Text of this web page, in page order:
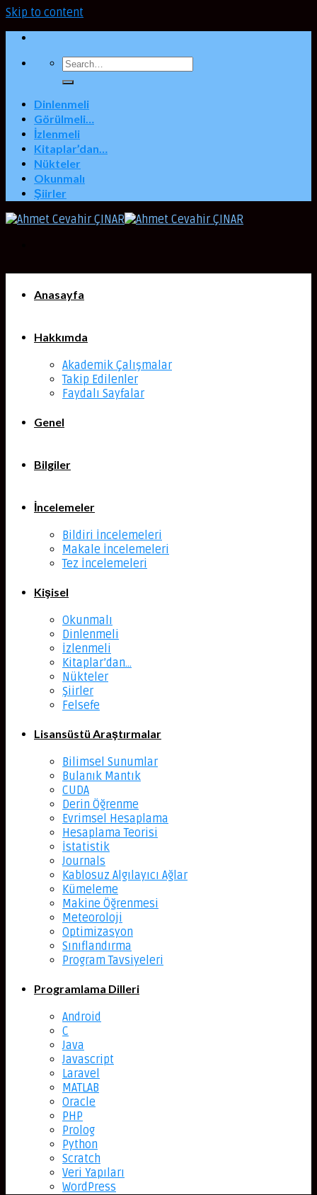
Skip to content
Dinlenmeli
Görülmeli…
İzlenmeli
Kitaplar’dan…
Nükteler
Okunmalı
Şiirler
Anasayfa
Hakkımda
Akademik Çalışmalar
Takip Edilenler
Faydalı Sayfalar
Genel
Bilgiler
İncelemeler
Bildiri İncelemeleri
Makale İncelemeleri
Tez İncelemeleri
Kişisel
Okunmalı
Dinlenmeli
İzlenmeli
Kitaplar’dan…
Nükteler
Şiirler
Felsefe
Lisansüstü Araştırmalar
Bilimsel Sunumlar
Bulanık Mantık
CUDA
Derin Öğrenme
Evrimsel Hesaplama
Hesaplama Teorisi
İstatistik
Journals
Kablosuz Algılayıcı Ağlar
Kümeleme
Makine Öğrenmesi
Meteoroloji
Optimizasyon
Sınıflandırma
Program Tavsiyeleri
Programlama Dilleri
Android
C
Java
Javascript
Laravel
MATLAB
Oracle
PHP
Prolog
Python
Scratch
Veri Yapıları
WordPress